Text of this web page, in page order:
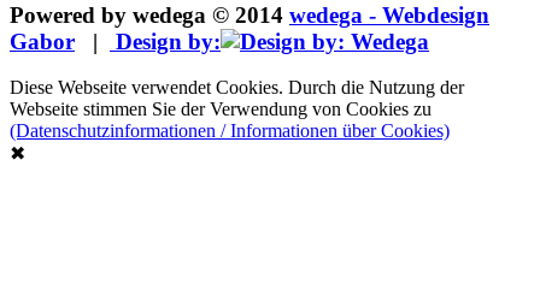
Powered by wedega © 2014 wedega - Webdesign
Gabor | Design by:
Diese Webseite verwendet Cookies. Durch die Nutzung der
Webseite stimmen Sie der Verwendung von Cookies zu
(Datenschutzinformationen / Informationen über Cookies)
✖